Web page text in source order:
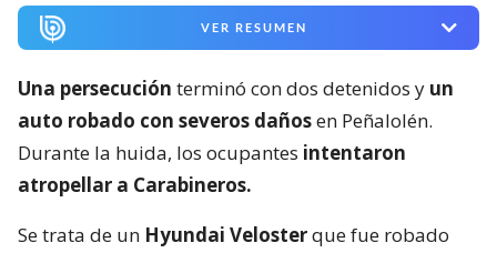
VER RESUMEN
Una persecución terminó con dos detenidos y un
auto robado con severos dañosen Peñalolén.
Durante la huida, los ocupantes intentaron
atropellar a Carabineros.
Se trata de un Hyundai Velosterque fue robado